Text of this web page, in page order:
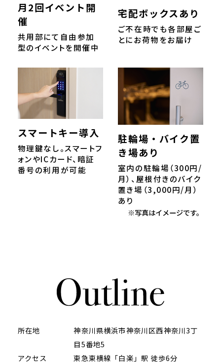
月2回イベント開
催
共用部にて自由参加
型のイベントを開催中
宅配ボックスあり
ご不在時でも各部屋ご
とにお荷物をお届け
スマートキー導入
物理鍵なし。スマートフ
ォンやICカード、暗証
番号の利用が可能
駐輪場・バイク置
き場あり
室内の駐輪場（300円/
月）、屋根付きのバイク
置き場（3,000円/月）
あり
※写真はイメージです。
所在地
神奈川県横浜市神奈川区西神奈川3丁
目5番地5
アクセス
東急東横線「白楽」駅 徒歩6分